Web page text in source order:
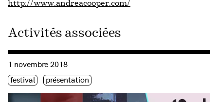
http://www.andreacooper.com/
Activités associées
Consulter « Derrière les portes »
1 novembre 2018
Étiquette(s)
festival présentation